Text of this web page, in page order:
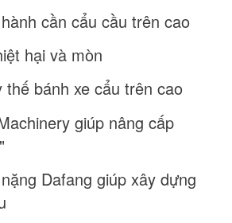
cần cẩu cầu trên cao
hại và mòn
thế bánh xe cẩu trên cao
giúp nâng cấp
Dafang giúp xây dựng